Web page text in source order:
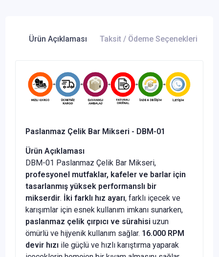
Ürün Açıklaması Taksit / Ödeme Seçenekleri
Paslanmaz Çelik Bar Mikseri - DBM-01
Ürün Açıklaması
DBM-01 Paslanmaz Çelik Bar Mikseri,
profesyonel mutfaklar, kafeler ve barlar için
tasarlanmış yüksek performanslı bir
mikserdir. İki farklı hız ayarı, farklı içecek ve
karışımlar için esnek kullanım imkanı sunarken,
paslanmaz çelik çırpıcı ve sürahisi uzun
ömürlü ve hijyenik kullanım sağlar. 16.000 RPM
devir hızı ile güçlü ve hızlı karıştırma yaparak